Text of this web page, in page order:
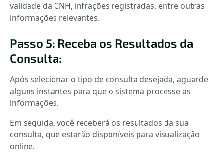
validade da CNH, infrações registradas, entre outras
informações relevantes.
Passo 5: Receba os Resultados da
Consulta:
Após selecionar o tipo de consulta desejada, aguarde
alguns instantes para que o sistema processe as
informações.
Em seguida, você receberá os resultados da sua
consulta, que estarão disponíveis para visualização
online.